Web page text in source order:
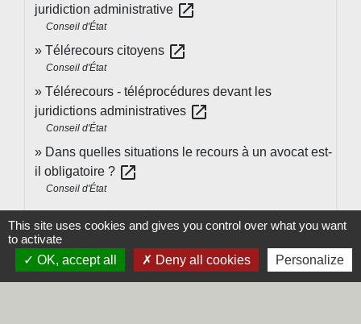
juridiction administrative open_in_new
Conseil d'État
Télérecours citoyens open_in_new
Conseil d'État
Télérecours - téléprocédures devant les
juridictions administratives open_in_new
Conseil d'État
Dans quelles situations le recours à un avocat est-
il obligatoire ? open_in_new
Conseil d'État
Signaler une erreur sur cette page
This site uses cookies and gives you control over what you want
to activate
OK, accept all
Deny all cookies Personalize